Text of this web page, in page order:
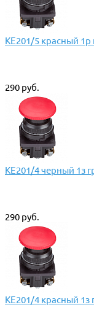
КЕ201/5 красный
290 руб.
КЕ201/4 черный 1з
290 руб.
КЕ201/4 красный 1з